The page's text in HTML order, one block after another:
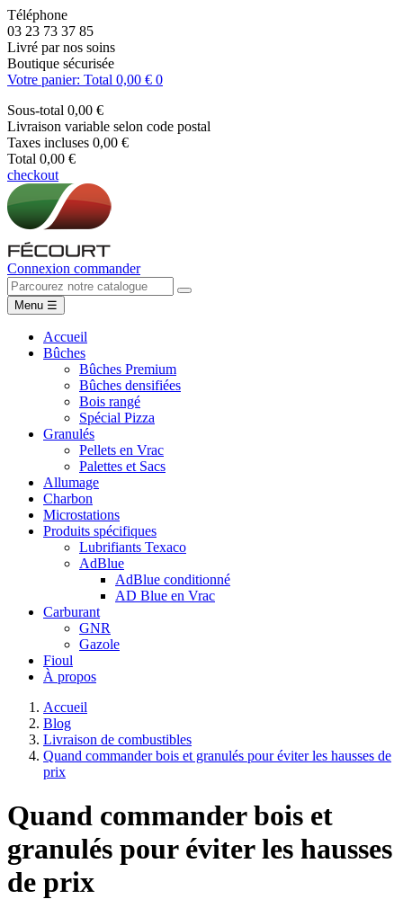
Téléphone
03 23 73 37 85
Livré par nos soins
Boutique sécurisée
Votre panier: Total 0,00 € 0
Sous-total 0,00 €
Livraison variable selon code postal
Taxes incluses 0,00 €
Total 0,00 €
checkout
Connexion commander
Menu ☰
Accueil
Bûches
Bûches Premium
Bûches densifiées
Bois rangé
Spécial Pizza
Granulés
Pellets en Vrac
Palettes et Sacs
Allumage
Charbon
Microstations
Produits spécifiques
Lubrifiants Texaco
AdBlue
AdBlue conditionné
AD Blue en Vrac
Carburant
GNR
Gazole
Fioul
À propos
Accueil
Blog
Livraison de combustibles
Quand commander bois et granulés pour éviter les hausses de
prix
Quand commander bois et
granulés pour éviter les hausses
de prix